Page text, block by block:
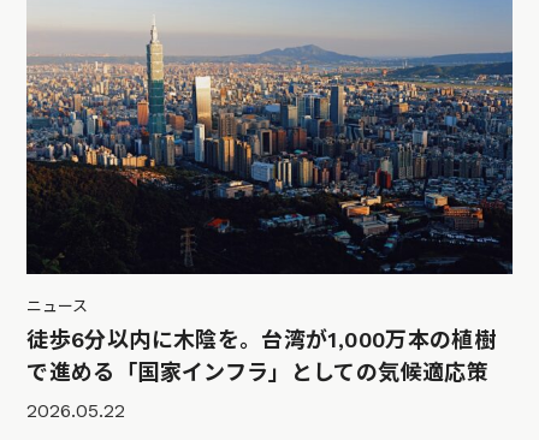
ニュース
徒歩6分以内に木陰を。台湾が1,000万本の植樹
で進める「国家インフラ」としての気候適応策
2026.05.22